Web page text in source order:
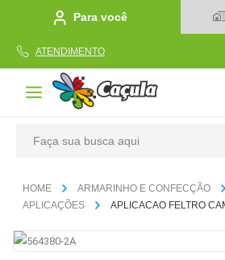
Para você
ATENDIMENTO
ARMARINHO E CONFECÇÃO
APLICAÇÕES
APLICACAO FELTRO
1º caderno
2